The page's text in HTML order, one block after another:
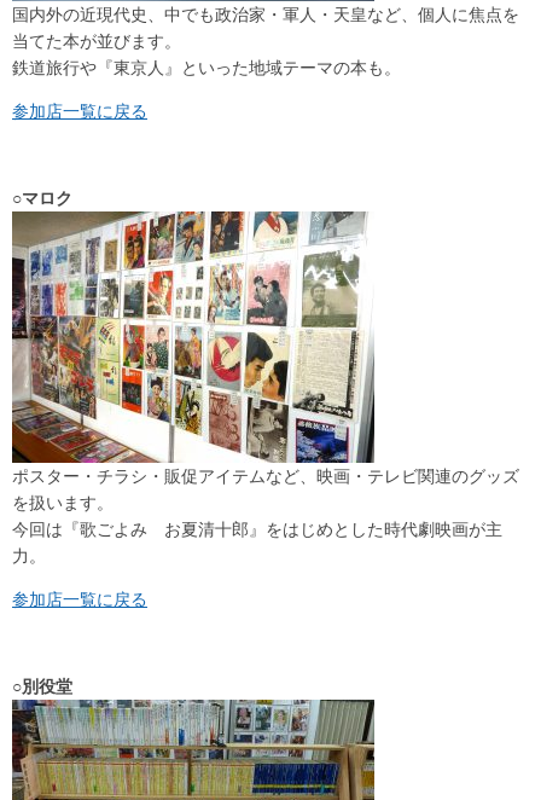
国内外の近現代史、中でも政治家・軍人・天皇など、個人に焦点を
当てた本が並びます。
鉄道旅行や『東京人』といった地域テーマの本も。
参加店一覧に戻る
○マロク
ポスター・チラシ・販促アイテムなど、映画・テレビ関連のグッズ
を扱います。
今回は『歌ごよみ お夏清十郎』をはじめとした時代劇映画が主
力。
参加店一覧に戻る
○別役堂